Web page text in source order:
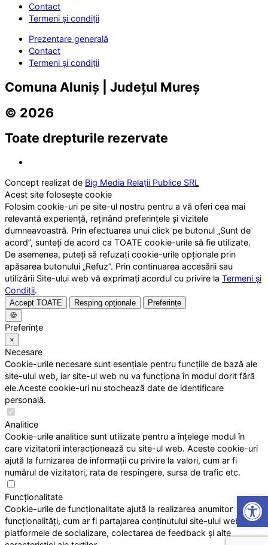
Contact
Termeni și condiții
Prezentare generală
Contact
Termeni și condiții
Comuna Aluniș | Județul Mureș
© 2026
Toate drepturile rezervate
Concept realizat de Big Media Relații Publice SRL
Acest site folosește cookie
Folosim cookie-uri pe site-ul nostru pentru a vă oferi cea mai
relevantă experiență, reținând preferințele și vizitele
dumneavoastră. Prin efectuarea unui click pe butonul „Sunt de
acord”, sunteți de acord ca TOATE cookie-urile să fie utilizate.
De asemenea, puteți să refuzați cookie-urile opționale prin
apăsarea butonului „Refuz”. Prin continuarea accesării sau
utilizării Site-ului web vă exprimați acordul cu privire la Termeni și
Condiții.
Accept TOATE Resping opționale
Preferințe
🍪
Preferințe
×
Necesare
Cookie-urile necesare sunt esențiale pentru funcțiile de bază ale
site-ului web, iar site-ul web nu va funcționa în modul dorit fără
ele.Aceste cookie-uri nu stochează date de identificare
personală.
Analitice
Cookie-urile analitice sunt utilizate pentru a înțelege modul în
care vizitatorii interacționează cu site-ul web. Aceste cookie-uri
ajută la furnizarea de informații cu privire la valori, cum ar fi
numărul de vizitatori, rata de respingere, sursa de trafic etc.
Funcționalitate
Cookie-urile de funcționalitate ajută la realizarea anumitor
funcționalități, cum ar fi partajarea conținutului site-ului web pe
platformele de socializare, colectarea de feedback și alte